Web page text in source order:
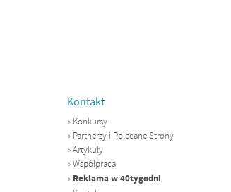
Kontakt
» Konkursy
» Partnerzy i Polecane Strony
»Artykuły
»Współpraca
» Reklama w 40tygodni